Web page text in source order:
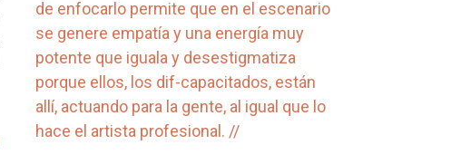
de enfocarlo permite que en el escenario
se genere empatía y una energía muy
potente que iguala y desestigmatiza
porque ellos, los dif-capacitados, están
allí, actuando para la gente, al igual que lo
hace el artista profesional. //